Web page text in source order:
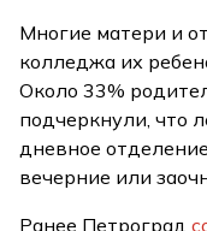
Многие матери и
колледжа их
Около 33%
подчеркнули, что
дневное
вечерние или
Ранее Петроград